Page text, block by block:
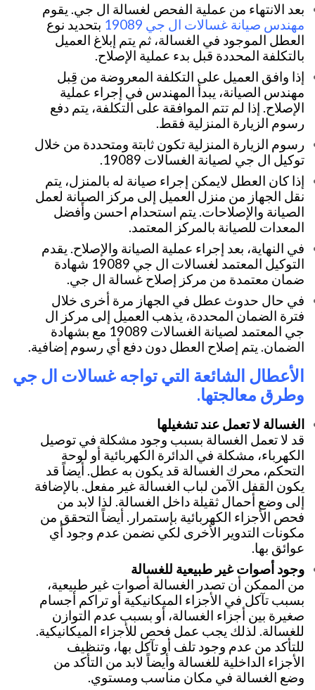
بعد الانتهاء من عملية الفحص لغسالة ال جي. يقوم
مهندس صيانة غسالات ال جي 19089
بتحديد نوع
العطل الموجود في الغسالة، ثم يتم إبلاغ العميل
بالتكلفة المحددة قبل بدء عملية الإصلاح.
إذا وافق العميل على التكلفة المعروضة من قِبل
مهندس الصيانة، يبدأ المهندس في إجراء عملية
الإصلاح. إذا لم تتم الموافقة على التكلفة، يتم دفع
رسوم الزيارة المنزلية فقط.
رسوم الزيارة المنزلية تكون ثابتة ومتحددة من خلال
توكيل ال جي لصيانة الغسالات 19089.
إذا كان العطل لايمكن إجراء صيانة له بالمنزل، يتم
نقل الجهاز من منزل العميل إلى مركز الصيانة لعمل
الصيانة والإصلاحات. يتم استحدام احسن وأفضل
المعدات للصيانة بالمركز المعتمد.
في النهاية، بعد إجراء عملية الصيانة والإصلاح. يقدم
التوكيل المعتمد لغسالات ال جي 19089 شهادة
ضمان معتمدة من مركز إصلاح غسالة ال جي.
في حال حدوث عطل في الجهاز مرة أخرى خلال
فترة الضمان المحددة، يذهب العميل إلى مركز ال
جي المعتمد لصيانة الغسالات 19089 مع بشهادة
الضمان. يتم إصلاح العطل دون دفع أي رسوم إضافية.
الأعطال الشائعة التي تواجه غسالات ال جي
وطرق معالجتها.
الغسالة لا تعمل عند تشغيلها
قد لا تعمل الغسالة بسبب وجود مشكلة في توصيل
الكهرباء، مشكلة في الدائرة الكهربائية أو لوحة
التحكم، محرك الغسالة قد يكون به عطل. أيضاً قد
يكون القفل الآمن لباب الغسالة غير مفعل. بالإضافة
إلى وضع أحمال ثقيلة داخل الغسالة. لذا لابد من
فحص الأجزاء الكهربائية بإستمرار. أيضاً التحقق من
مكونات التدوير الأخرى لكي نضمن عدم وجود أي
عوائق بها.
وجود أصوات غير طبيعية للغسالة
من الممكن أن تصدر الغسالة أصوات غير طبيعية،
بسبب تآكل في الأجزاء الميكانيكية أو تراكم أجسام
صغيرة بين أجزاء الغسالة، أو بسبب عدم التوازن
للغسالة. لذلك يجب عمل فحص للأجزاء الميكانيكية.
للتأكد من عدم وجود تلف أو تآكل بها، وتنظيف
الأجزاء الداخلية للغسالة وأيضاً لابد من التأكد من
وضع الغسالة في مكان مناسب ومستوي.